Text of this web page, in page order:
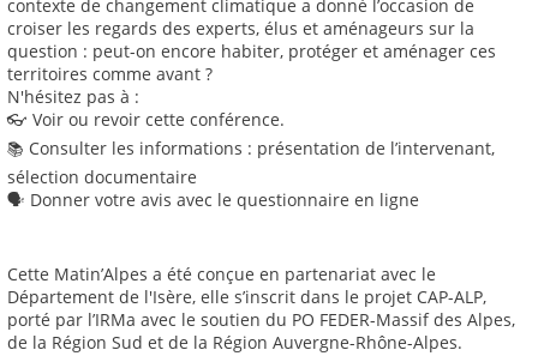
contexte de changement climatique a donné l’occasion de
croiser les regards des experts, élus et aménageurs sur la
question : peut-on encore habiter, protéger et aménager ces
territoires comme avant ?
N'hésitez pas à :
👓 Voir ou revoir cette conférence.
📚 Consulter les informations : présentation de l’intervenant,
sélection documentaire
🗣️ Donner votre avis avec le questionnaire en ligne
Cette Matin’Alpes a été conçue en partenariat avec le
Département de l'Isère, elle s’inscrit dans le projet CAP-ALP,
porté par l’IRMa avec le soutien du PO FEDER-Massif des Alpes,
de la Région Sud et de la Région Auvergne-Rhône-Alpes.